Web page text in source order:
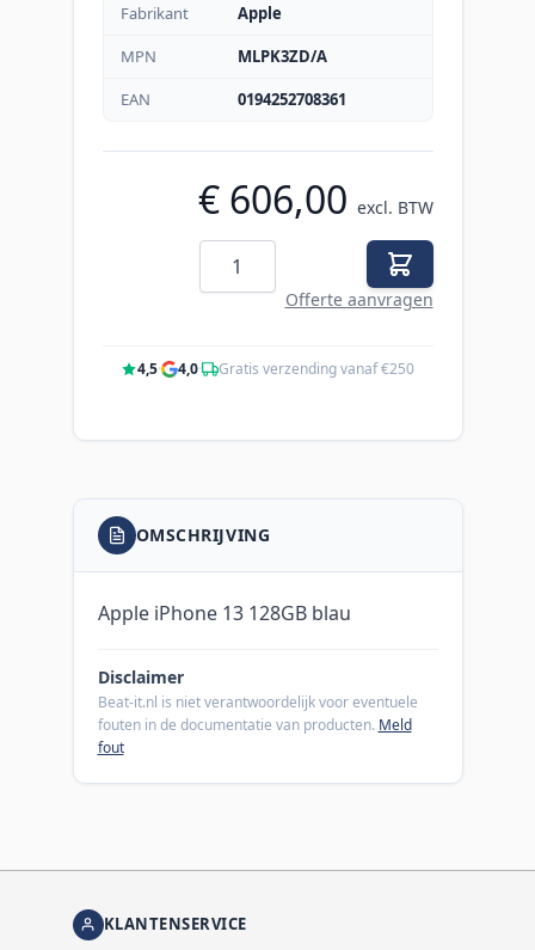
Fabrikant
Apple
MPN
MLPK3ZD/A
EAN
0194252708361
€ 606,00 excl. BTW
Aantal
Offerte aanvragen
4,5· 4,0· Gratis verzending vanaf €250
OMSCHRIJVING
Apple iPhone 13 128GB blau
Disclaimer
Beat-it.nl is niet verantwoordelijk voor eventuele
fouten in de documentatie van producten. Meld
fout
KLANTENSERVICE